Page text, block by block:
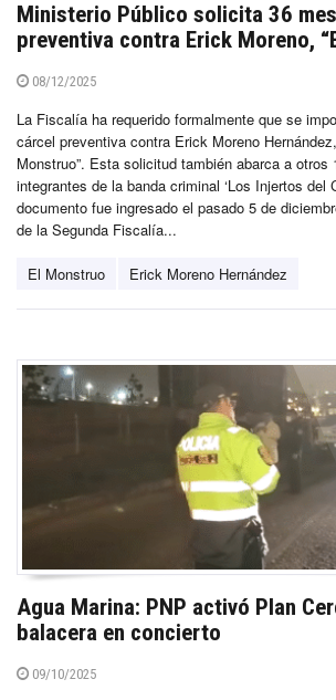
Ministerio Público solicita 36
preventiva contra Erick Moreno,
08/12/2025
La Fiscalía ha requerido formalmente que se
cárcel preventiva contra Erick Moreno
Monstruo”. Esta solicitud también abarca a otros
integrantes de la banda criminal ‘Los Injertos del
documento fue ingresado el pasado 5 de
de la Segunda Fiscalía...
El Monstruo Erick Moreno Hernández
Agua Marina: PNP activó Plan
balacera en concierto
09/10/2025